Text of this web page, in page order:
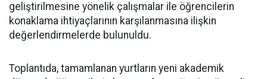
geliştirilmesine yönelik çalışmalar ile öğrencilerin
konaklama ihtiyaçlarının karşılanmasına ilişkin
değerlendirmelerde bulunuldu.
Toplantıda, tamamlanan yurtların yeni akademik